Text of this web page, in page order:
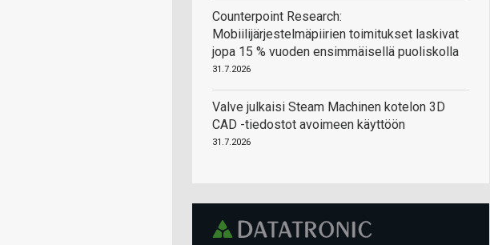
Counterpoint Research:
Mobiilijärjestelmäpiirien toimitukset laskivat
jopa 15 % vuoden ensimmäisellä puoliskolla
31.7.2026
Valve julkaisi Steam Machinen kotelon 3D
CAD -tiedostot avoimeen käyttöön
31.7.2026